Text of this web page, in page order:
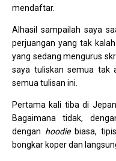
mendaftar.
Alhasil sampailah saya
perjuangan yang tak
yang sedang mengurus
saya tuliskan semua tak
semua tulisan ini.
Pertama kali tiba di
Bagaimana tidak,
dengan hoodiebiasa,
bongkar koper dan